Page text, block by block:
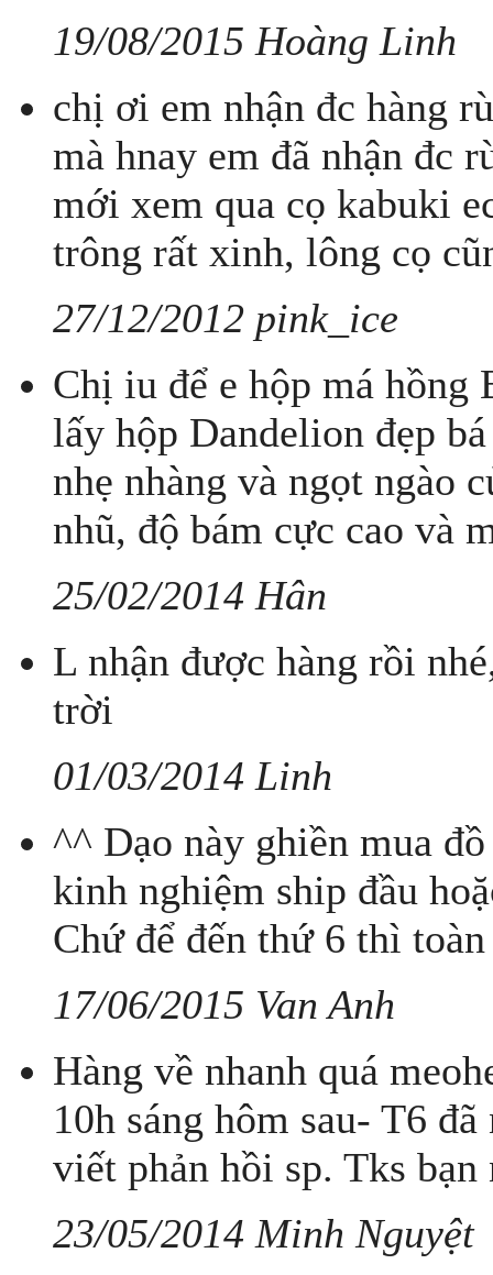
19/08/2015 Hoàng Linh
chị ơi em nhận đc hàng
mà hnay em đã nhận đc
mới xem qua cọ kabuki
trông rất xinh, lông cọ
27/12/2012 pink_ice
Chị iu để e hộp má hồng
lấy hộp Dandelion đẹp
nhẹ nhàng và ngọt ngào
nhũ, độ bám cực cao và
25/02/2014 Hân
L nhận được hàng rồi
trời
01/03/2014 Linh
^^ Dạo này ghiền mua
kinh nghiệm ship đầu
Chứ để đến thứ 6 thì
17/06/2015 Van Anh
Hàng về nhanh quá
10h sáng hôm sau- T6
viết phản hồi sp. Tks
23/05/2014 Minh Nguyệt